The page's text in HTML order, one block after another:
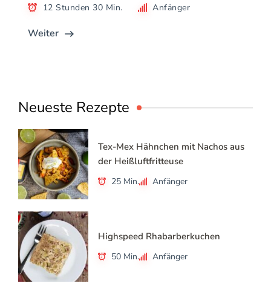
12 Stunden 30 Min. Anfänger
Weiter
Neueste Rezepte
Tex-Mex Hähnchen mit Nachos aus
der Heißluftfritteuse
25 Min. Anfänger
Highspeed Rhabarberkuchen
50 Min. Anfänger